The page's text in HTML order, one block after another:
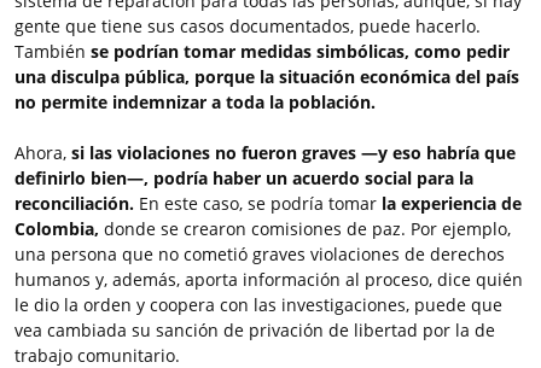
gente que tiene sus casos documentados, puede hacerlo.
También se podrían tomar medidas simbólicas, como pedir
una disculpa pública, porque la situación económica del país
no permite indemnizar a toda la población.
Ahora, si las violaciones no fueron graves —y eso habría que
definirlo bien—, podría haber un acuerdo social para la
reconciliación. En este caso, se podría tomar la experiencia de
Colombia, donde se crearon comisiones de paz. Por ejemplo,
una persona que no cometió graves violaciones de derechos
humanos y, además, aporta información al proceso, dice quién
le dio la orden y coopera con las investigaciones, puede que
vea cambiada su sanción de privación de libertad por la de
trabajo comunitario.